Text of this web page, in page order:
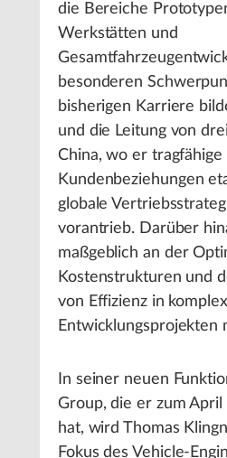
die Bereiche
Werkstätten und
besonderen
bisherigen Karriere
und die Leitung von
China, wo er tragfähige
Kundenbeziehungen
globale
vorantrieb. Darüber
maßgeblich an der
Kostenstrukturen und
von Effizienz in
Entwicklungsprojekten
In seiner neuen
Group, die er zum
hat, wird Thomas
Fokus des Vehicle-